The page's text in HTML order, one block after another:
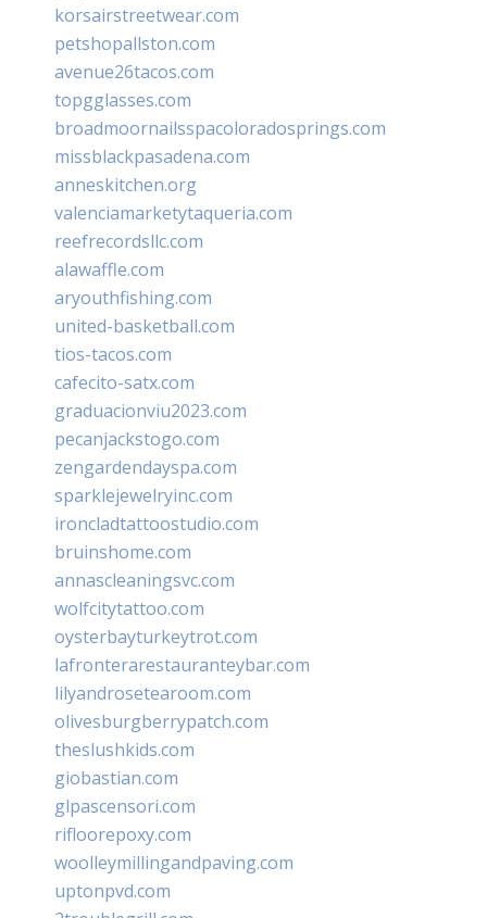
korsairstreetwear.com
petshopallston.com
avenue26tacos.com
topgglasses.com
broadmoornailsspacoloradosprings.com
missblackpasadena.com
anneskitchen.org
valenciamarketytaqueria.com
reefrecordsllc.com
alawaffle.com
aryouthfishing.com
united-basketball.com
tios-tacos.com
cafecito-satx.com
graduacionviu2023.com
pecanjackstogo.com
zengardendayspa.com
sparklejewelryinc.com
ironcladtattoostudio.com
bruinshome.com
annascleaningsvc.com
wolfcitytattoo.com
oysterbayturkeytrot.com
lafronterarestauranteybar.com
lilyandrosetearoom.com
olivesburgberrypatch.com
theslushkids.com
giobastian.com
glpascensori.com
rifloorepoxy.com
woolleymillingandpaving.com
uptonpvd.com